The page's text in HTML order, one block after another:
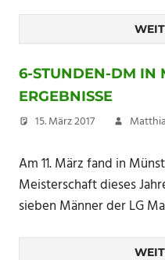
6-STUNDEN-DM IN
ERGEBNISSE
15. März 2017
Am 11. März fand in
Meisterschaft dieses
sieben Männer der LG